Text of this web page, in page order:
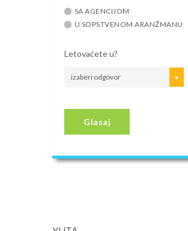
SA AGENCIJOM
U SOPSTVENOM ARANŽMANU
Letovaćete u?
izaberi odgovor
Glasaj